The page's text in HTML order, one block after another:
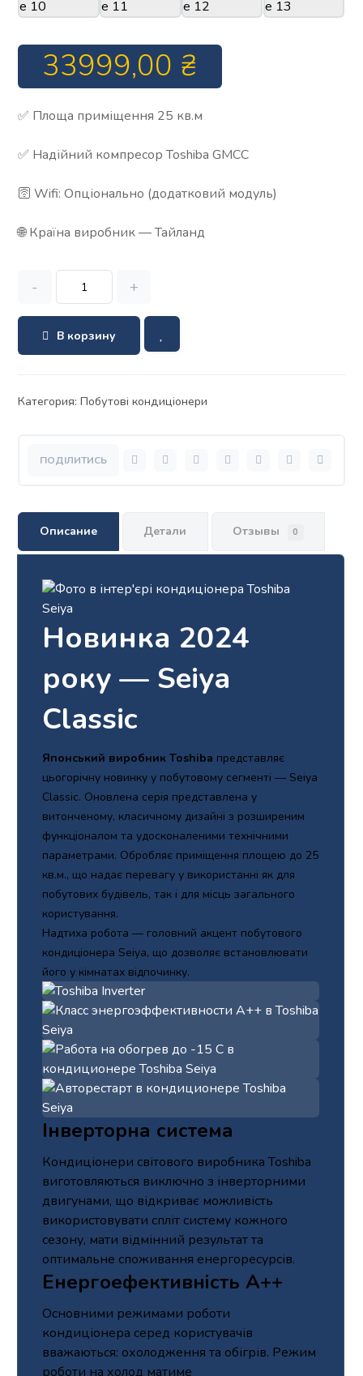
33999,00 ₴
✅ Площа приміщення 25 кв.м
✅ Надійний компресор Toshiba GMCC
🛜 Wifi: Опціонально (додатковий модуль)
🌐 Країна виробник — Тайланд
- +
В корзину
Категория:Побутові кондиціонери
Описание Детали Отзывы 0
Новинка 2024
року — Seiya
Classic
Японський виробник Toshiba представляє
цьогорічну новинку у побутовому сегменті — Seiya
Classic. Оновлена серія представлена у
витонченому, класичному дизайні з розширеним
функціоналом та удосконаленими технічними
параметрами. Обробляє приміщення площею до 25
кв.м., що надає перевагу у використанні як для
побутових будівель, так і для місць загального
користування.
Надтиха робота — головний акцент побутового
кондиціонера Seiya, що дозволяє встановлювати
його у кімнатах відпочинку.
Інверторна система
Кондиціонери світового виробника Toshiba
виготовляються виключно з інверторними
двигунами, що відкриває можливість
використовувати спліт систему кожного
сезону, мати відмінний результат та
оптимальне споживання енергоресурсів.
Енергоефективність А++
Основними режимами роботи
кондиціонера серед користувачів
вважаються: охолодження та обігрів. Режим
роботи на холод матиме